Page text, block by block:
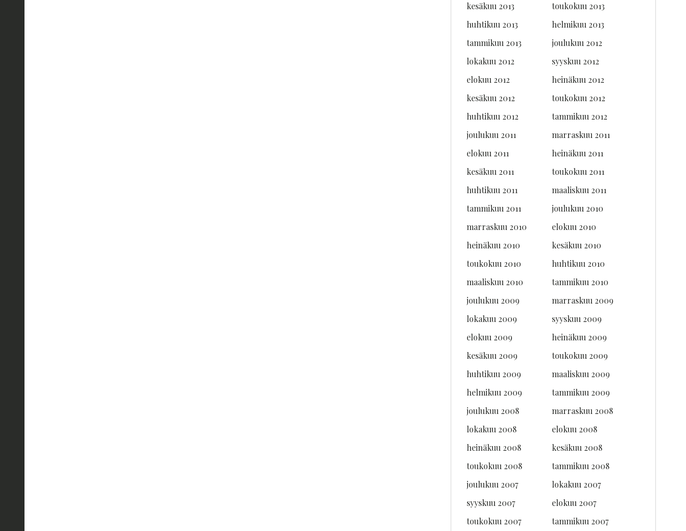
kesäkuu 2013
toukokuu 2013
huhtikuu 2013
helmikuu 2013
tammikuu 2013
joulukuu 2012
lokakuu 2012
syyskuu 2012
elokuu 2012
heinäkuu 2012
kesäkuu 2012
toukokuu 2012
huhtikuu 2012
tammikuu 2012
joulukuu 2011
marraskuu 2011
elokuu 2011
heinäkuu 2011
kesäkuu 2011
toukokuu 2011
huhtikuu 2011
maaliskuu 2011
tammikuu 2011
joulukuu 2010
marraskuu 2010
elokuu 2010
heinäkuu 2010
kesäkuu 2010
toukokuu 2010
huhtikuu 2010
maaliskuu 2010
tammikuu 2010
joulukuu 2009
marraskuu 2009
lokakuu 2009
syyskuu 2009
elokuu 2009
heinäkuu 2009
kesäkuu 2009
toukokuu 2009
huhtikuu 2009
maaliskuu 2009
helmikuu 2009
tammikuu 2009
joulukuu 2008
marraskuu 2008
lokakuu 2008
elokuu 2008
heinäkuu 2008
kesäkuu 2008
toukokuu 2008
tammikuu 2008
joulukuu 2007
lokakuu 2007
syyskuu 2007
elokuu 2007
toukokuu 2007
tammikuu 2007